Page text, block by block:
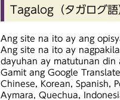
Tagalog（タガログ語
Ang site na ito ay ang
Ang site na ito ay
dayuhan ay matutunan din
Gamit ang Google
Chinese, Korean, Spanish,
Aymara, Quechua,